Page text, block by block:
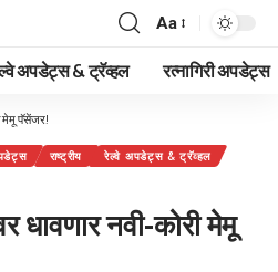
Font
Resizer
Aa
अपडेट्स & ट्रॅव्हल रत्नागिरी अपडेट्स
मेमू पॅसेंजर!
राष्ट्रीय
रेल्वे अपडेट्स & ट्रॅव्हल
धावणार नवी-कोरी मेमू